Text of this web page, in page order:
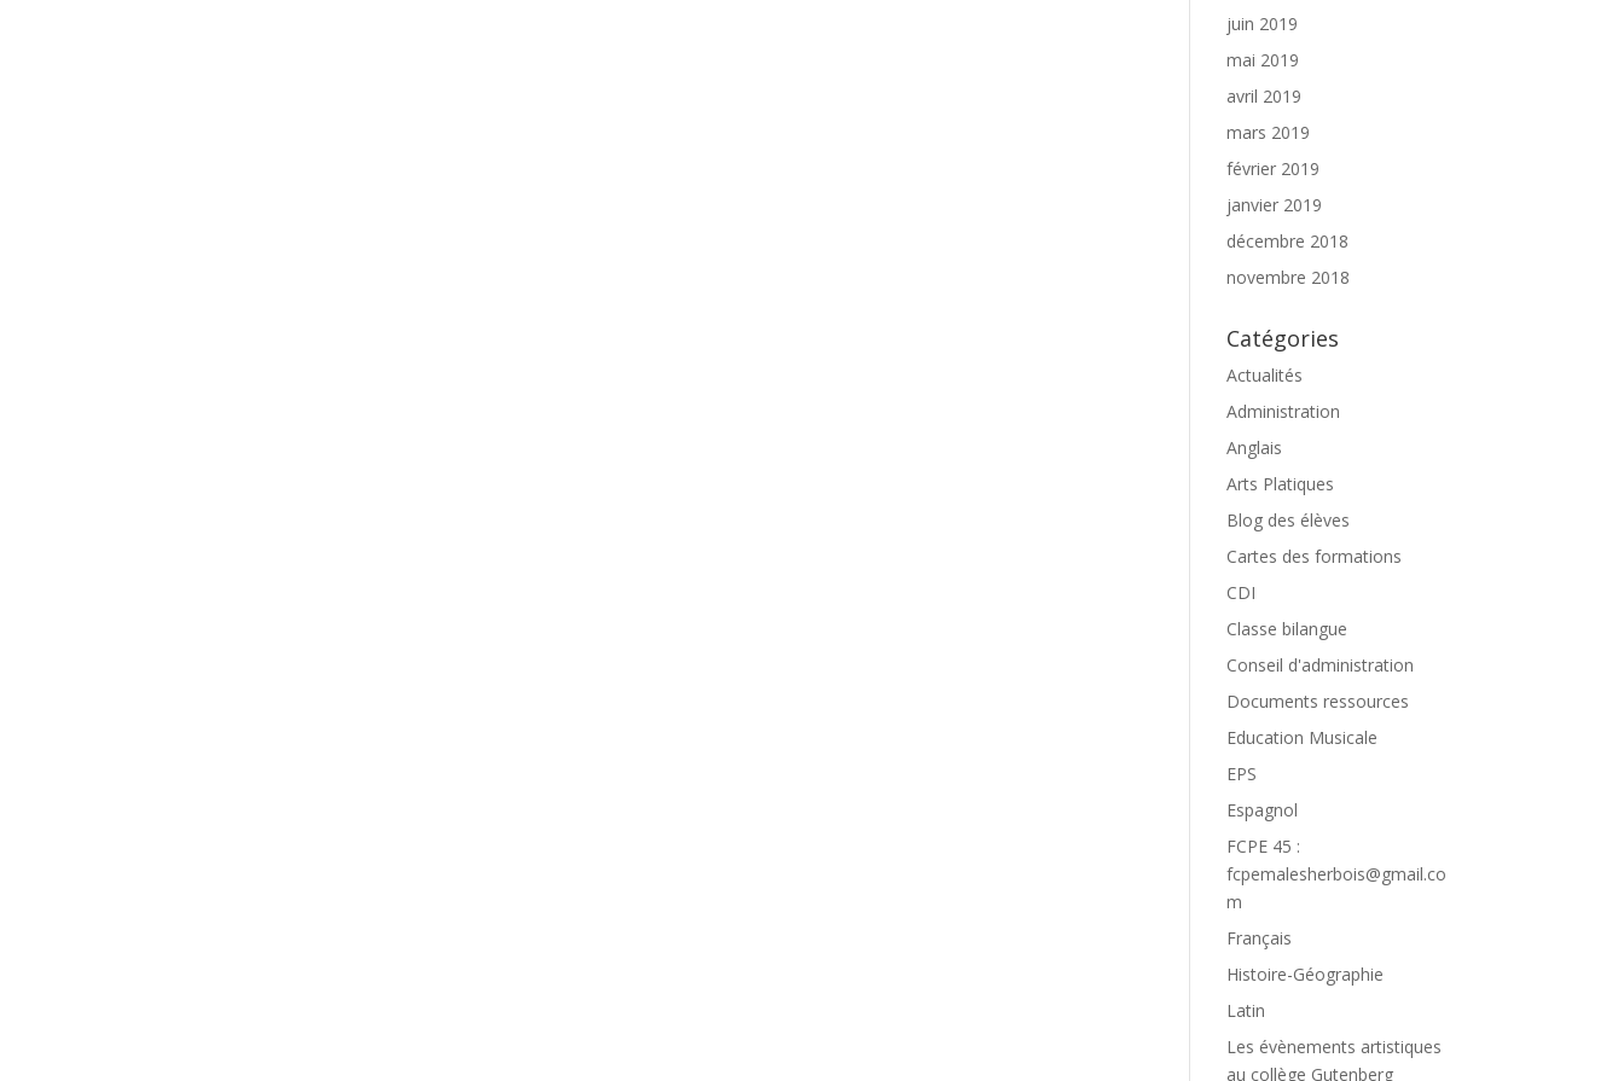
juin 2019
mai 2019
avril 2019
mars 2019
février 2019
janvier 2019
décembre 2018
novembre 2018
Catégories
Actualités
Administration
Anglais
Arts Platiques
Blog des élèves
Cartes des formations
CDI
Classe bilangue
Conseil d'administration
Documents ressources
Education Musicale
EPS
Espagnol
FCPE 45 :
fcpemalesherbois@gmail.co
m
Français
Histoire-Géographie
Latin
Les évènements artistiques
au collège Gutenberg